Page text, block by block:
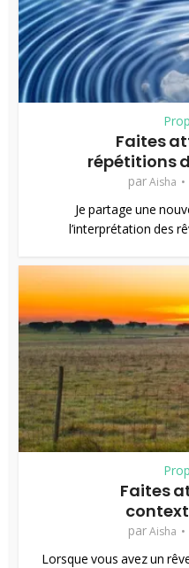
Faites
répétitions
parAisha
Je partage une
l’interprétation des
Faites
parAisha
Lorsque vous avez un